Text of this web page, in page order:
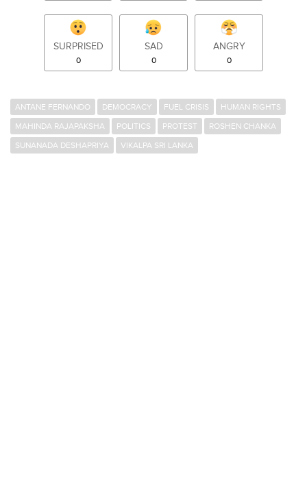
SURPRISED
0
SAD
0
ANGRY
0
ANTANE FERNANDO DEMOCRACY FUEL CRISIS
HUMAN RIGHTS
MAHINDA RAJAPAKSHA
POLITICS PROTEST
ROSHEN CHANKA
SUNANADA DESHAPRIYA
VIKALPA SRI LANKA